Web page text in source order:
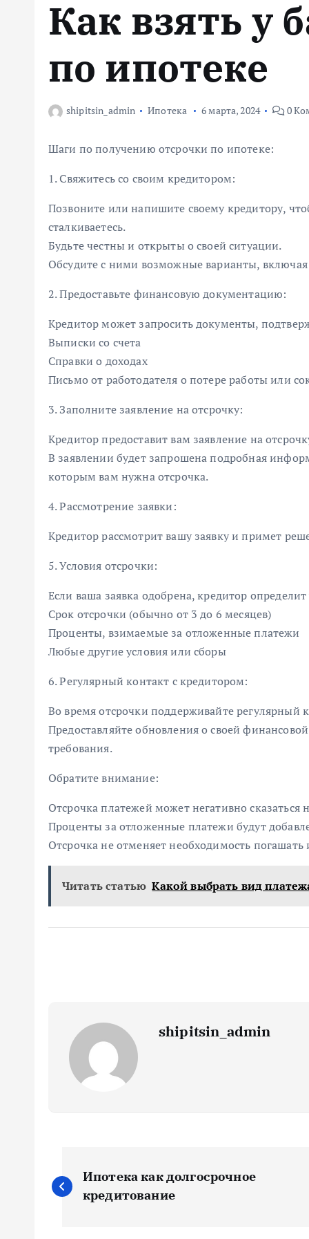
Как взять у
по ипотеке
shipitsin_admin Ипотека 6 марта, 2024 0
Шаги по получению отсрочки по ипотеке:
1. Свяжитесь со своим кредитором:
Позвоните или напишите своему кредитору,
сталкиваетесь.
Будьте честны и открыты о своей ситуации.
Обсудите с ними возможные варианты, включая
2. Предоставьте финансовую документацию:
Кредитор может запросить документы,
Выписки со счета
Справки о доходах
Письмо от работодателя о потере работы или
3. Заполните заявление на отсрочку:
Кредитор предоставит вам заявление на
В заявлении будет запрошена подробная
которым вам нужна отсрочка.
4. Рассмотрение заявки:
Кредитор рассмотрит вашу заявку и примет
5. Условия отсрочки:
Если ваша заявка одобрена, кредитор
Срок отсрочки (обычно от 3 до 6 месяцев)
Проценты, взимаемые за отложенные платежи
Любые другие условия или сборы
6. Регулярный контакт с кредитором:
Во время отсрочки поддерживайте регулярный
Предоставляйте обновления о своей
требования.
Обратите внимание:
Отсрочка платежей может негативно
Проценты за отложенные платежи будут
Отсрочка не отменяет необходимость погашать
Читать статью Какой выбрать вид
shipitsin_admin
Н
а
Ипотека как долгосрочное
кредитование